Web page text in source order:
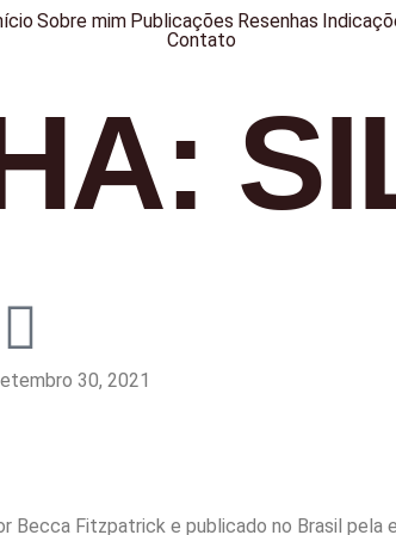
Sobre mim Publicações Resenhas
Contato
30, 2021
Becca Fitzpatrick e publicado no Brasil pela